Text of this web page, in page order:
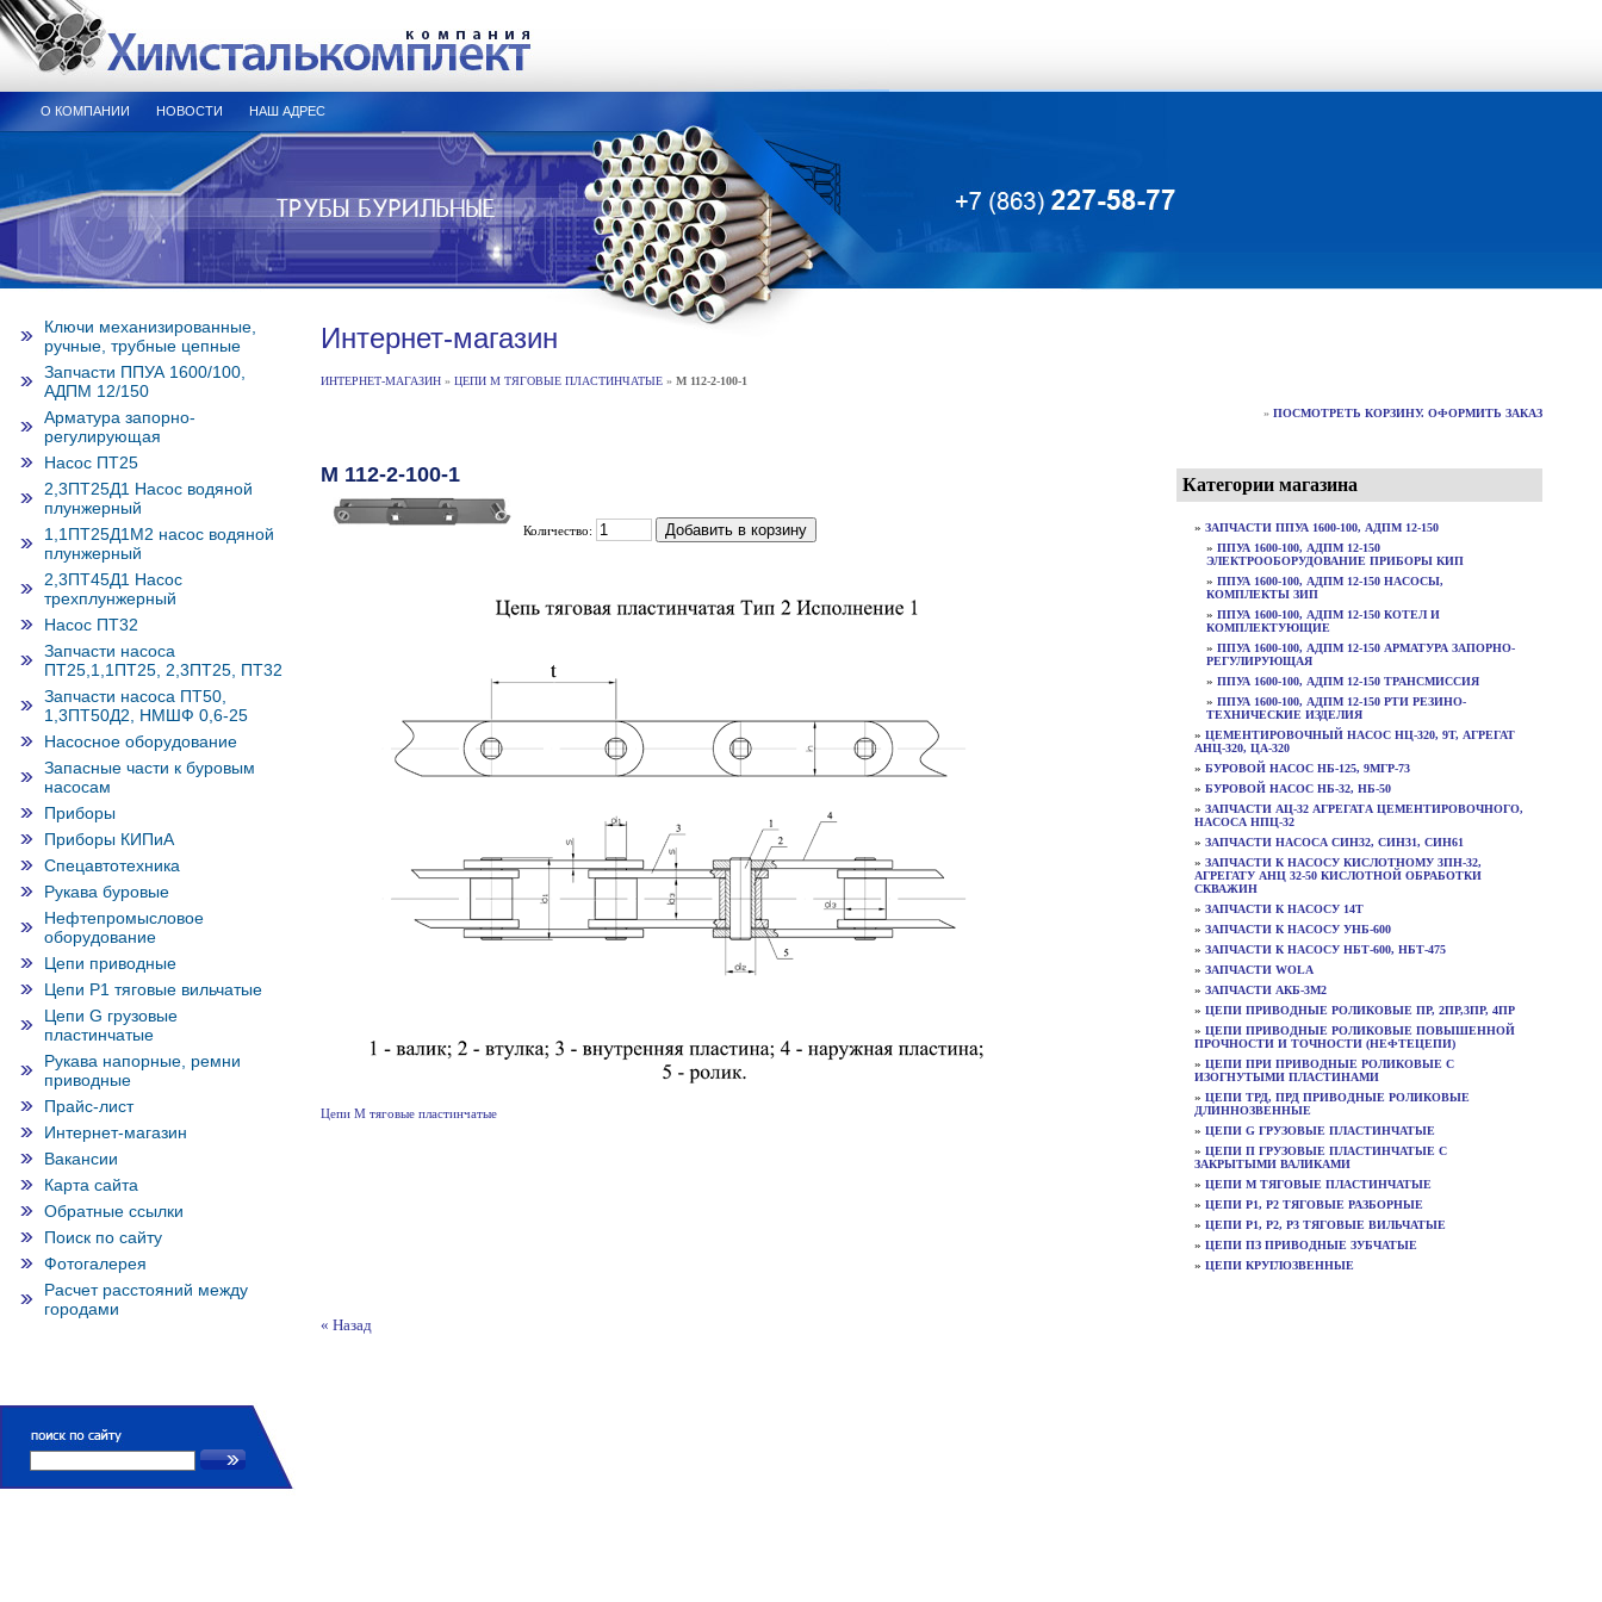
О КОМПАНИИ НОВОСТИ НАШ АДРЕС
Ключи механизированные,
ручные, трубные цепные
Запчасти ППУА 1600/100,
АДПМ 12/150
Арматура запорно-
регулирующая
Насос ПТ25
2,3ПТ25Д1 Насос водяной
плунжерный
1,1ПТ25Д1М2 насос водяной
плунжерный
2,3ПТ45Д1 Насос
трехплунжерный
Насос ПТ32
Запчасти насоса
ПТ25,1,1ПТ25, 2,3ПТ25, ПТ32
Запчасти насоса ПТ50,
1,3ПТ50Д2, НМШФ 0,6-25
Насосное оборудование
Запасные части к буровым
насосам
Приборы
Приборы КИПиА
Спецавтотехника
Рукава буровые
Нефтепромысловое
оборудование
Цепи приводные
Цепи Р1 тяговые вильчатые
Цепи G грузовые
пластинчатые
Рукава напорные, ремни
приводные
Прайс-лист
Интернет-магазин
Вакансии
Карта сайта
Обратные ссылки
Поиск по сайту
Фотогалерея
Расчет расстояний между
городами
Интернет-магазин
ИНТЕРНЕТ-МАГАЗИН » ЦЕПИ М ТЯГОВЫЕ ПЛАСТИНЧАТЫЕ » М 112-2-100-1
» ПОСМОТРЕТЬ КОРЗИНУ. ОФОРМИТЬ ЗАКАЗ
М 112-2-100-1
Количество:
Цепи М тяговые пластинчатые
Категории магазина
» ЗАПЧАСТИ ППУА 1600-100, АДПМ 12-150
» ППУА 1600-100, АДПМ 12-150
ЭЛЕКТРООБОРУДОВАНИЕ ПРИБОРЫ КИП
» ППУА 1600-100, АДПМ 12-150 НАСОСЫ,
КОМПЛЕКТЫ ЗИП
» ППУА 1600-100, АДПМ 12-150 КОТЕЛ И
КОМПЛЕКТУЮЩИЕ
» ППУА 1600-100, АДПМ 12-150 АРМАТУРА ЗАПОРНО-
РЕГУЛИРУЮЩАЯ
» ППУА 1600-100, АДПМ 12-150 ТРАНСМИССИЯ
» ППУА 1600-100, АДПМ 12-150 РТИ РЕЗИНО-
ТЕХНИЧЕСКИЕ ИЗДЕЛИЯ
» ЦЕМЕНТИРОВОЧНЫЙ НАСОС НЦ-320, 9Т, АГРЕГАТ
АНЦ-320, ЦА-320
» БУРОВОЙ НАСОС НБ-125, 9МГР-73
» БУРОВОЙ НАСОС НБ-32, НБ-50
» ЗАПЧАСТИ АЦ-32 АГРЕГАТА ЦЕМЕНТИРОВОЧНОГО,
НАСОСА НПЦ-32
» ЗАПЧАСТИ НАСОСА СИН32, СИН31, СИН61
» ЗАПЧАСТИ К НАСОСУ КИСЛОТНОМУ 3ПН-32,
АГРЕГАТУ АНЦ 32-50 КИСЛОТНОЙ ОБРАБОТКИ
СКВАЖИН
» ЗАПЧАСТИ К НАСОСУ 14Т
» ЗАПЧАСТИ К НАСОСУ УНБ-600
» ЗАПЧАСТИ К НАСОСУ НБТ-600, НБТ-475
» ЗАПЧАСТИ WOLA
» ЗАПЧАСТИ АКБ-3М2
» ЦЕПИ ПРИВОДНЫЕ РОЛИКОВЫЕ ПР, 2ПР,3ПР, 4ПР
» ЦЕПИ ПРИВОДНЫЕ РОЛИКОВЫЕ ПОВЫШЕННОЙ
ПРОЧНОСТИ И ТОЧНОСТИ (НЕФТЕЦЕПИ)
» ЦЕПИ ПРИ ПРИВОДНЫЕ РОЛИКОВЫЕ С
ИЗОГНУТЫМИ ПЛАСТИНАМИ
» ЦЕПИ ТРД, ПРД ПРИВОДНЫЕ РОЛИКОВЫЕ
ДЛИННОЗВЕННЫЕ
» ЦЕПИ G ГРУЗОВЫЕ ПЛАСТИНЧАТЫЕ
» ЦЕПИ П ГРУЗОВЫЕ ПЛАСТИНЧАТЫЕ С
ЗАКРЫТЫМИ ВАЛИКАМИ
» ЦЕПИ М ТЯГОВЫЕ ПЛАСТИНЧАТЫЕ
» ЦЕПИ Р1, Р2 ТЯГОВЫЕ РАЗБОРНЫЕ
» ЦЕПИ Р1, Р2, Р3 ТЯГОВЫЕ ВИЛЬЧАТЫЕ
» ЦЕПИ ПЗ ПРИВОДНЫЕ ЗУБЧАТЫЕ
» ЦЕПИ КРУГЛОЗВЕННЫЕ
« Назад